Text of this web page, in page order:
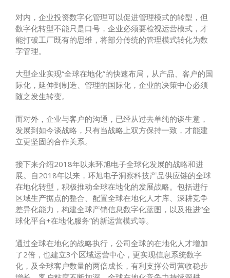
对内，企业投资数字化管理可以促进管理模式的转型，但
数字化转型不能只是口号，企业必须要检视运营模式，才
能打破工厂既有的思维，将部分传统的管理模式转化为数
字管理。
大型企业实现“全球在地化”的快速布局，从产品、客户的国
际化，延伸到制造、管理的国际化，企业的决策中心必须
随之发生转变。
而对外，企业与客户的沟通，已经从过去单纯的谈生意，
发展到如今谈战略，只有当战略上双方保持一致，才能建
立更坚固的合作关系。
接下来介绍2018年以来环旭电子全球化发展的战略和进
展。自2018年以来，环旭电子洞察科技产品供应链的全球
在地化转型，积极推动全球在地化的发展战略。包括进行
区域生产据点的整合、配置全球在地化人才库、深耕竞争
差异化能力，构建全球产销信息数字化蓝图，以及推进“全
球化平台+在地化服务”的新运营模式等。
通过全球在地化的战略执行，公司全球的在地化人才增加
了2倍，也建立3个区域运营中心，更实现信息系统数字
化，及全球客户数量的两倍成长，有利支撑公司营收稳步